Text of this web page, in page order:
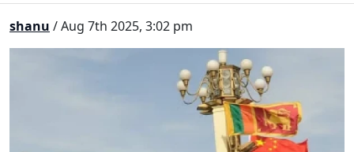
shanu / Aug 7th 2025, 3:02 pm